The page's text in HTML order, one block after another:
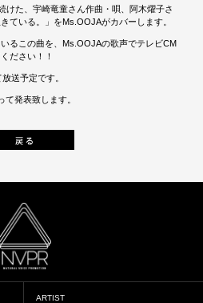
けた、宇崎竜童さん作曲・唄、阿木燿子さ
ている。」をMs.OOJAがカバーします。
るこの曲を、Ms.OOJAの歌声でテレビCM
ださい！！
送予定です。
発表致します。
ARTIST